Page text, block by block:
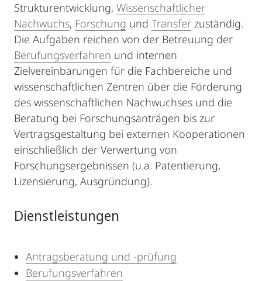
Strukturentwicklung, Wissenschaftlicher
Nachwuchs, Forschung und Transfer zuständig.
Die Aufgaben reichen von der Betreuung der
Berufungsverfahren und internen
Zielvereinbarungen für die Fachbereiche und
wissenschaftlichen Zentren über die Förderung
des wissenschaftlichen Nachwuchses und die
Beratung bei Forschungsanträgen bis zur
Vertragsgestaltung bei externen Kooperationen
einschließlich der Verwertung von
Forschungsergebnissen (u.a. Patentierung,
Lizensierung, Ausgründung).
Dienstleistungen
Antragsberatung und -prüfung
Berufungsverfahren